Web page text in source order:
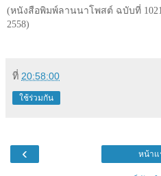
(หนังสือพิมพ์ลานนาโพสต์ ฉบับที่ 1021
2558)
ที่ 20:58:00
ใช้ร่วมกัน
‹ หน้าแ